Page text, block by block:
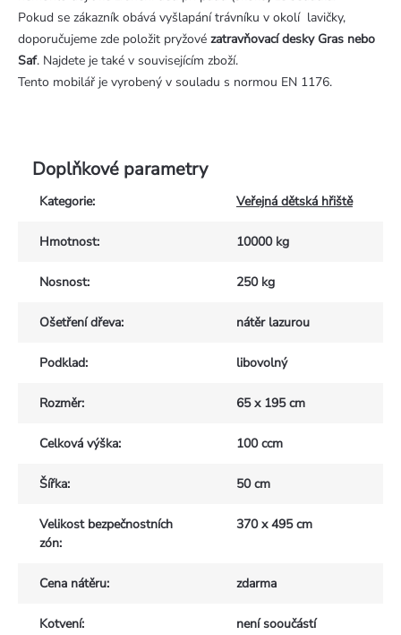
Pokud se zákazník obává vyšlapání trávníku v okolí lavičky,
doporučujeme zde položit pryžové zatravňovací desky Gras nebo
Saf. Najdete je také v souvisejícím zboží.
Tento mobilář je vyrobený v souladu s normou EN 1176.
Doplňkové parametry
Kategorie: Veřejná dětská hřiště
Hmotnost: 10000 kg
Nosnost: 250 kg
Ošetření dřeva: nátěr lazurou
Podklad: libovolný
Rozměr: 65 x 195 cm
Celková výška: 100 ccm
Šířka: 50 cm
Velikost bezpečnostních
zón:
370 x 495 cm
Cena nátěru: zdarma
Kotvení:
není sooučástí